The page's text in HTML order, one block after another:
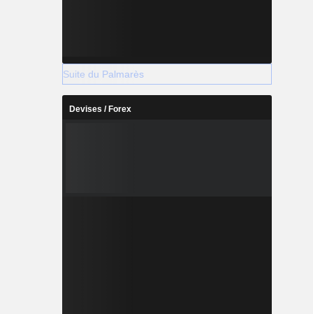
Suite du Palmarès
Devises / Forex